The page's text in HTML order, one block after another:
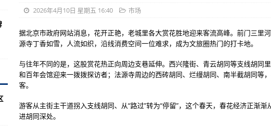
2026年4月10日 星期五 16:40 市场
据北京市政府网站消息，花开正艳，老城里各大赏花胜地迎来客流高峰。前门三里
源寺丁香如雪，人流如织，沿线消费空间一位难求，成为文旅圈热门的打卡地。
与往年不同的是，这股赏花热正向周边支巷延伸。西兴隆街、青云胡同等支线胡同
和百年会馆迎来一拨拨探访者；法源寺周边的西砖胡同、烂缦胡同、南半截胡同等
客。
游客从主街主干道拐入支线胡同、从“路过”转为“停留”，这个春天，春花经济正渐渐
进胡同深处。